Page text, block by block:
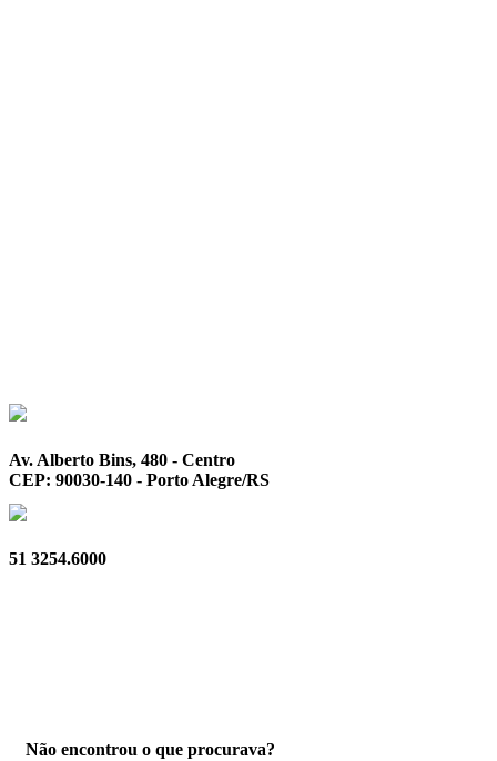
Av. Alberto Bins, 480 - Centro
CEP: 90030-140 - Porto Alegre/RS
51 3254.6000
Não encontrou o que procurava?